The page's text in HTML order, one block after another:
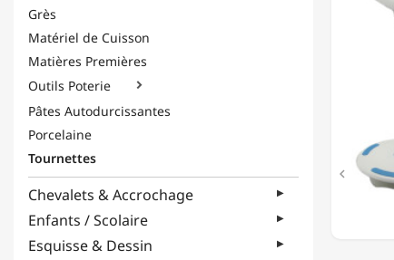
Grès
Matériel de Cuisson
Matières Premières
Outils Poterie

Pâtes Autodurcissantes
Porcelaine
Tournettes
Chevalets & Accrochage
Enfants / Scolaire
Esquisse & Dessin
